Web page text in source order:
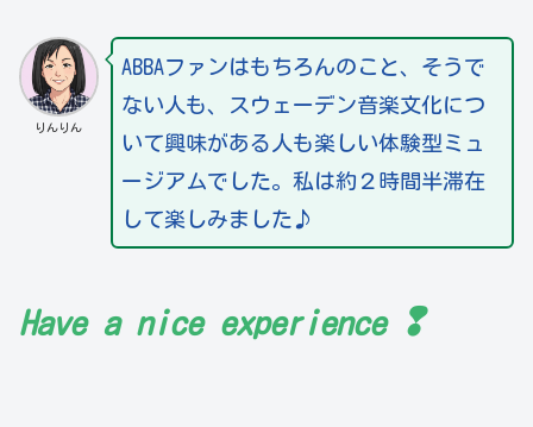
りんりん
ABBAファンはもちろんのこと、そうで
ない人も、スウェーデン音楽文化につ
いて興味がある人も楽しい体験型ミュ
ージアムでした。私は約２時間半滞在
して楽しみました♪
Have a nice experience ❢